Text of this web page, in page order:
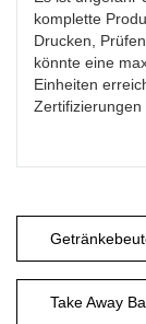
komplette
Drucken,
könnte eine
Einheiten
Zertifizierungen